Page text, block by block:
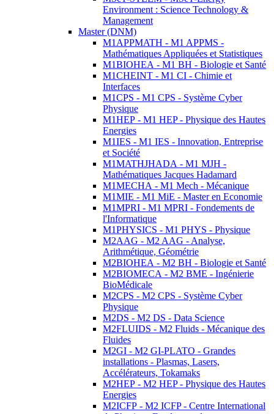
Environment : Science Technology &
Management
Master (DNM)
M1APPMATH - M1 APPMS -
Mathématiques Appliquées et Statistiques
M1BIOHEA - M1 BH - Biologie et Santé
M1CHEINT - M1 CI - Chimie et
Interfaces
M1CPS - M1 CPS - Système Cyber
Physique
M1HEP - M1 HEP - Physique des Hautes
Energies
M1IES - M1 IES - Innovation, Entreprise
et Société
M1MATHJHADA - M1 MJH -
Mathématiques Jacques Hadamard
M1MECHA - M1 Mech - Mécanique
M1MIE - M1 MiE - Master en Economie
M1MPRI - M1 MPRI - Fondements de
l'Informatique
M1PHYSICS - M1 PHYS - Physique
M2AAG - M2 AAG - Analyse,
Arithmétique, Géométrie
M2BIOHEA - M2 BH - Biologie et Santé
M2BIOMECA - M2 BME - Ingénierie
BioMédicale
M2CPS - M2 CPS - Système Cyber
Physique
M2DS - M2 DS - Data Science
M2FLUIDS - M2 Fluids - Mécanique des
Fluides
M2GI - M2 GI-PLATO - Grandes
installations - Plasmas, Lasers,
Accélérateurs, Tokamaks
M2HEP - M2 HEP - Physique des Hautes
Energies
M2ICFP - M2 ICFP - Centre International